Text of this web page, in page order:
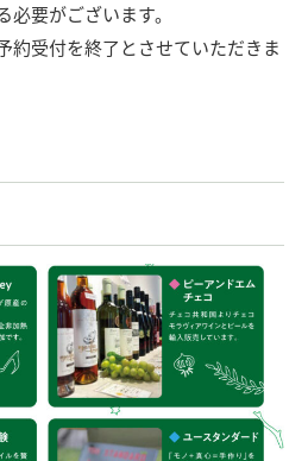
要がございます。
受付を終了とさせていただきま